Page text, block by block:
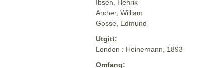
Ibsen, Henrik
Archer, William
Gosse, Edmund
Utgitt:
London : Heinemann, 1893
Omfang: